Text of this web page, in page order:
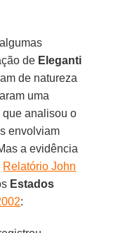
de Eleganti
de natureza
uma
analisou o
envolviam
a evidência
Relatório John
Estados
: